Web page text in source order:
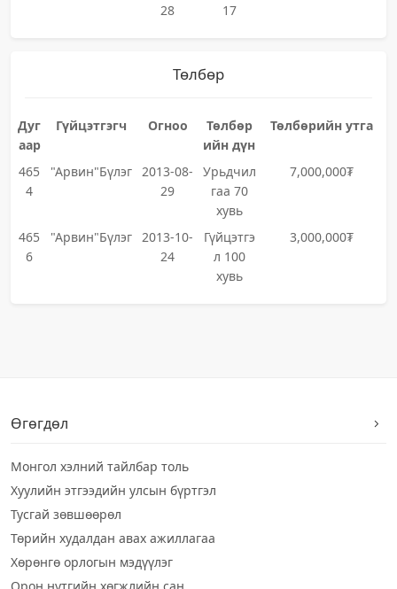
28
17
Төлбөр
Дуг
аар
Гүйцэтгэгч Огноо
Төлбөр
ийн дүн
Төлбөрийн утга
465
4
"Арвин"Бүлэг
2013-08-
29
Урьдчил
гаа 70
хувь
7,000,000₮
465
6
"Арвин"Бүлэг
2013-10-
24
Гүйцэтгэ
л 100
хувь
3,000,000₮
Өгөгдөл
Монгол хэлний тайлбар толь
Хуулийн этгээдийн улсын бүртгэл
Тусгай зөвшөөрөл
Төрийн худалдан авах ажиллагаа
Хөрөнгө орлогын мэдүүлэг